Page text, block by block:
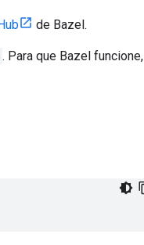
de Bazel.
. Para que Bazel funcione,